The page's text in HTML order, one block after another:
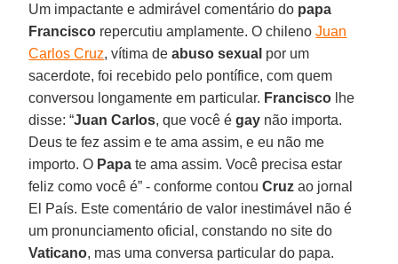
Um impactante e admirável comentário do papa
Francisco repercutiu amplamente. O chilenoJuan
Carlos Cruz, vítima deabuso sexual por um
sacerdote, foi recebido pelo pontífice, com quem
conversou longamente em particular. Francisco lhe
disse: “Juan Carlos, que você égay não importa.
Deus te fez assim e te ama assim, e eu não me
importo. O Papa te ama assim. Você precisa estar
feliz como você é” - conforme contouCruz ao jornal
El País. Este comentário de valor inestimável não é
um pronunciamento oficial, constando no site do
Vaticano, mas uma conversa particular do papa.